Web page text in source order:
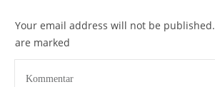
Your email address will not be published.
are marked